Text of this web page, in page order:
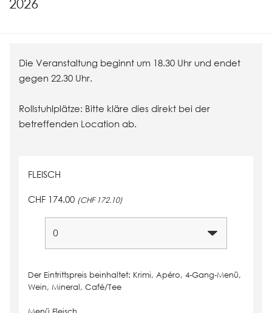
2026
Die Veranstaltung beginnt um 18.30 Uhr und endet
gegen 22.30 Uhr.
Rollstuhlplätze: Bitte kläre dies direkt bei der
betreffenden Location ab.
FLEISCH
CHF 174.00 (CHF 172.10)
Der Eintrittspreis beinhaltet: Krimi, Apéro, 4-Gang-Menü,
Wein, Mineral, Café/Tee